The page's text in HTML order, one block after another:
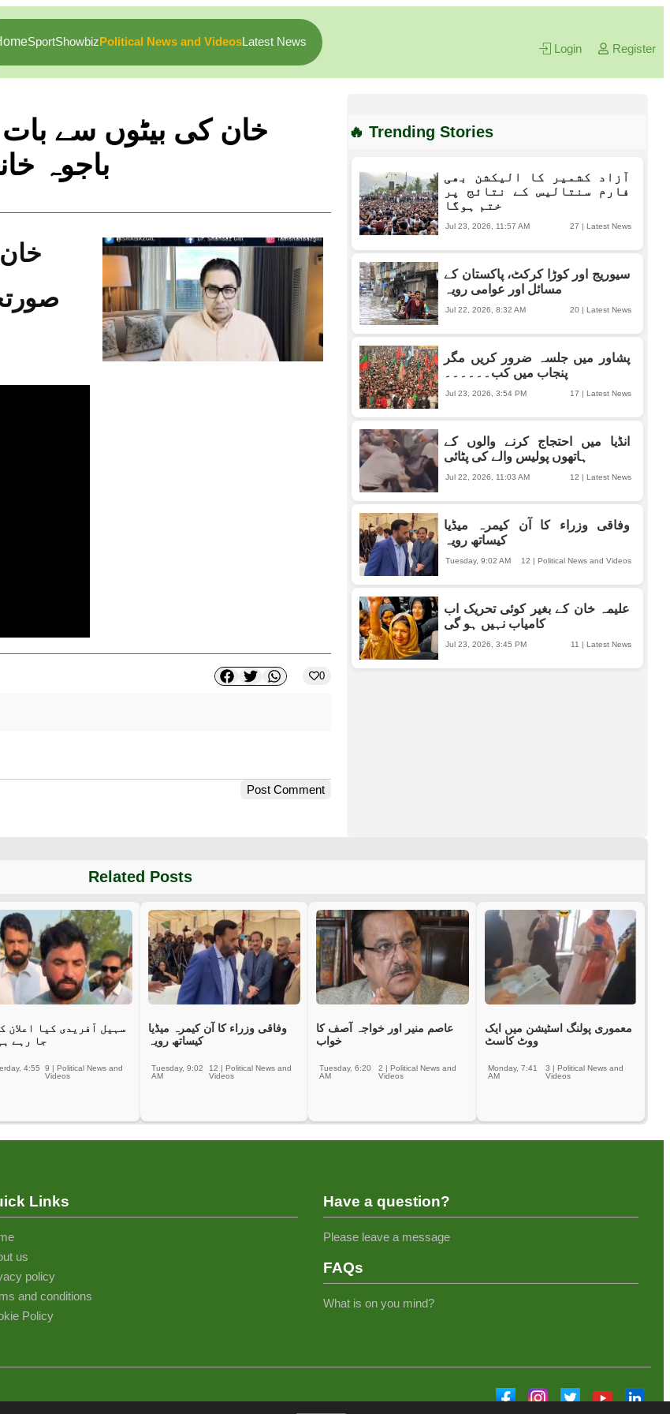
SportShowbizPolitical News and VideosLatest News
Login Register
خان کی بیٹوں سے
باجوہ
0
Post Comment
🔥 Trending Stories
آزاد کشمیر کا الیکشن بھی
فارم سنتالیس کے نتائج پر
ختم ہوگا
27 | Latest News
Jul 23, 2026, 11:57 AM
سیوریج اور کوڑا کرکٹ، پاکستان کے
مسائل اور عوامی رویہ
20 | Latest News
Jul 22, 2026, 8:32 AM
پشاور میں جلسہ ضرور کریں مگر
پنجاب میں کب۔۔۔۔۔۔
17 | Latest News
Jul 23, 2026, 3:54 PM
انڈیا میں احتجاج کرنے والوں کے
ہاتھوں پولیس والے کی پٹائی
12 | Latest News
Jul 22, 2026, 11:03 AM
وفاقی وزراء کا آن کیمرہ میڈیا
کیساتھ رویہ
12 | Political News and Videos
Tuesday, 9:02 AM
علیمہ خان کے بغیر کوئی تحریک اب
کامیاب نہیں ہو گی
11 | Latest News
Jul 23, 2026, 3:45 PM
Related Posts
سہیل آفریدی کیا اعلان
جا رہے
9 |Political News and
Videos
4:55
وفاقی وزراء کا آن کیمرہ میڈیا
کیساتھ رویہ
12 | Political News and
Videos
Tuesday, 9:02
AM
عاصم منیر اور خواجہ آصف کا
خواب
2 |Political News and
Videos
Tuesday, 6:20
AM
معموری پولنگ اسٹیشن میں ایک
ووٹ کاسٹ
3 | Political News and
Videos
Monday, 7:41
AM
Links
us
policy
and conditions
Policy
Have a question?
Please leave a message
FAQs
What is on you mind?